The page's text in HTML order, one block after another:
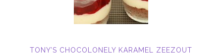
TONY’S CHOCOLONELY KARAMEL ZEEZOUT